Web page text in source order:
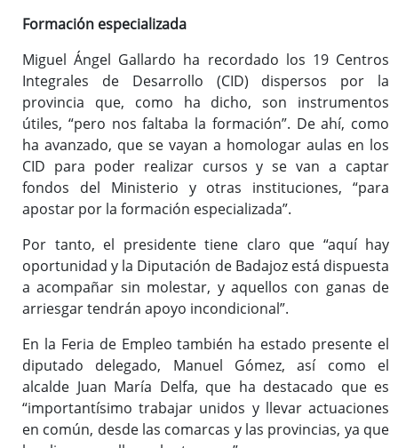
Formación especializada
Miguel Ángel Gallardo ha recordado los 19 Centros
Integrales de Desarrollo (CID) dispersos por la
provincia que, como ha dicho, son instrumentos
útiles, “pero nos faltaba la formación”. De ahí, como
ha avanzado, que se vayan a homologar aulas en los
CID para poder realizar cursos y se van a captar
fondos del Ministerio y otras instituciones, “para
apostar por la formación especializada”.
Por tanto, el presidente tiene claro que “aquí hay
oportunidad y la Diputación de Badajoz está dispuesta
a acompañar sin molestar, y aquellos con ganas de
arriesgar tendrán apoyo incondicional”.
En la Feria de Empleo también ha estado presente el
diputado delegado, Manuel Gómez, así como el
alcalde Juan María Delfa, que ha destacado que es
“importantísimo trabajar unidos y llevar actuaciones
en común, desde las comarcas y las provincias, ya que